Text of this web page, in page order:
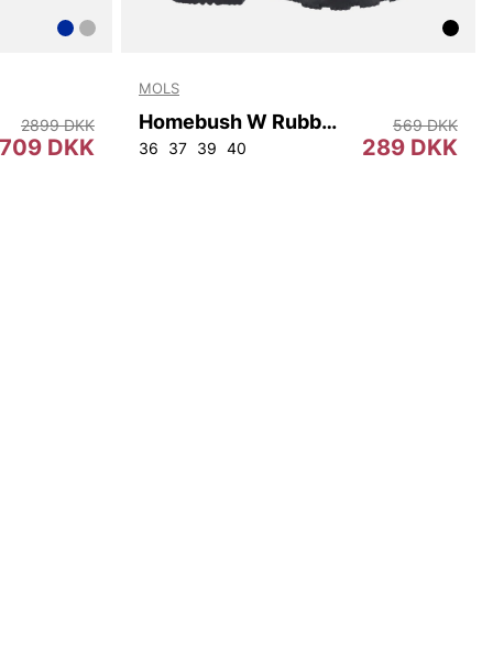
96 100 104 108
709 DKK
2899 DKK
MOLS
Homebush W Rubber Boot
36 37 39 40 289 DKK
569 DKK